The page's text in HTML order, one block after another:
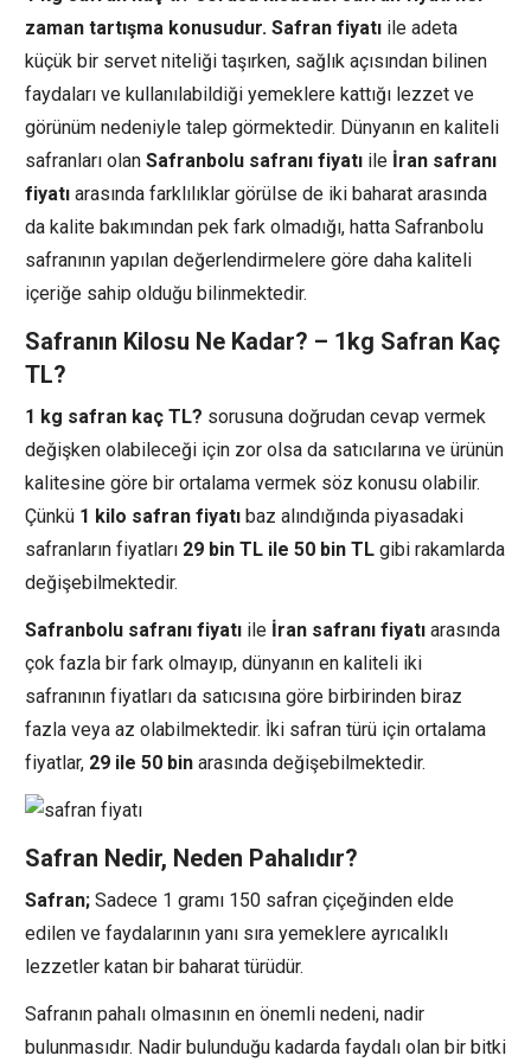
zaman tartışma konusudur. Safran fiyatı ile adeta
küçük bir servet niteliği taşırken, sağlık açısından bilinen
faydaları ve kullanılabildiği yemeklere kattığı lezzet ve
görünüm nedeniyle talep görmektedir. Dünyanın en kaliteli
safranları olan Safranbolu safranı fiyatı ile İran safranı
fiyatı arasında farklılıklar görülse de iki baharat arasında
da kalite bakımından pek fark olmadığı, hatta Safranbolu
safranının yapılan değerlendirmelere göre daha kaliteli
içeriğe sahip olduğu bilinmektedir.
Safranın Kilosu Ne Kadar? – 1kg Safran Kaç
TL?
1 kg safran kaç TL? sorusuna doğrudan cevap vermek
değişken olabileceği için zor olsa da satıcılarına ve ürünün
kalitesine göre bir ortalama vermek söz konusu olabilir.
Çünkü 1 kilo safran fiyatı baz alındığında piyasadaki
safranların fiyatları 29 bin TL ile 50 bin TL gibi rakamlarda
değişebilmektedir.
Safranbolu safranı fiyatı ile İran safranı fiyatı arasında
çok fazla bir fark olmayıp, dünyanın en kaliteli iki
safranının fiyatları da satıcısına göre birbirinden biraz
fazla veya az olabilmektedir. İki safran türü için ortalama
fiyatlar, 29 ile 50 bin arasında değişebilmektedir.
Safran Nedir, Neden Pahalıdır?
Safran; Sadece 1 gramı 150 safran çiçeğinden elde
edilen ve faydalarının yanı sıra yemeklere ayrıcalıklı
lezzetler katan bir baharat türüdür.
Safranın pahalı olmasının en önemli nedeni, nadir
bulunmasıdır. Nadir bulunduğu kadarda faydalı olan bir bitki